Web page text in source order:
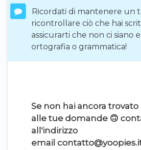
Ricordati di mantenere un
ricontrollare ciò che hai
assicurarti che non ci siano
ortografia o grammatica!
Se non hai ancora trovato
alle tue domande 🙃
all'indirizzo
email